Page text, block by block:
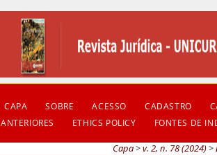
CAPA SOBRE ACESSO CADASTRO
ANTERIORES
ETHICS POLICY FONTES DE
Capa>v. 2, n. 78 (2024)>